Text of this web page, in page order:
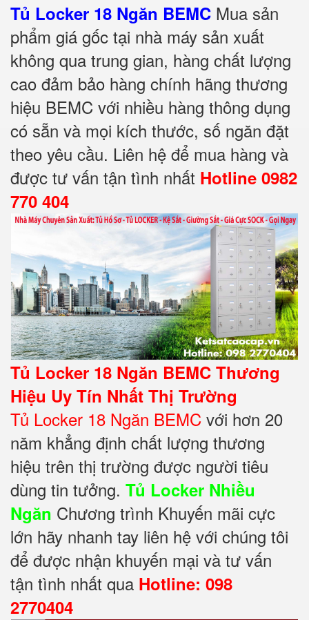
Tủ Locker 18 Ngăn BEMC Mua sản
phẩm giá gốc tại nhà máy sản xuất
không qua trung gian, hàng chất lượng
cao đảm bảo hàng chính hãng thương
hiệu BEMC với nhiều hàng thông dụng
có sẵn và mọi kích thước, số ngăn đặt
theo yêu cầu. Liên hệ để mua hàng và
được tư vấn tận tình nhất Hotline 0982
770 404
Tủ Locker 18 Ngăn BEMC Thương
Hiệu Uy Tín Nhất Thị Trường
Tủ Locker 18 Ngăn BEMC với hơn 20
năm khẳng định chất lượng thương
hiệu trên thị trường được người tiêu
dùng tin tưởng. Tủ Locker Nhiều
Ngăn Chương trình Khuyến mãi cực
lớn hãy nhanh tay liên hệ với chúng tôi
để được nhận khuyến mại và tư vấn
tận tình nhất qua Hotline: 098
2770404